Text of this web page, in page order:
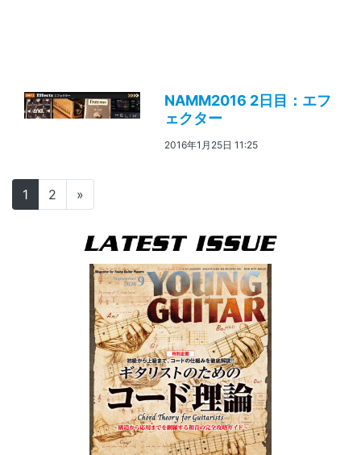
NAMM2016 2日目：エフ
ェクター
2016年1月25日 11:25
投稿ナビゲーション
1 2 »